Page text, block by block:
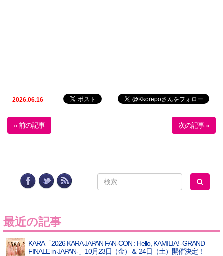
2026.06.16
« 前の記事 次の記事 »
最近の記事
KARA「2026 KARA JAPAN FAN-CON : Hello, KAMILIA! -GRAND
FINALE in JAPAN-」10月23日（金）＆ 24日（土）開催決定！